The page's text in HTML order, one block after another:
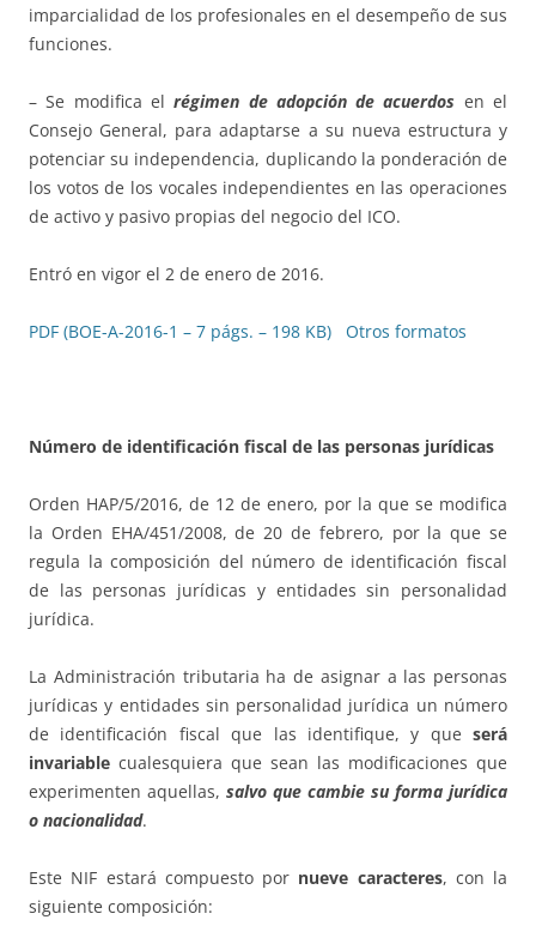
imparcialidad de los profesionales en el desempeño de sus
funciones.
– Se modifica elrégimen de adopción de acuerdos en el
Consejo General, para adaptarse a su nueva estructura y
potenciar su independencia, duplicando la ponderación de
los votos de los vocales independientes en las operaciones
de activo y pasivo propias del negocio del ICO.
Entró en vigor el 2 de enero de 2016.
PDF (BOE-A-2016-1 – 7 págs. – 198 KB) Otros formatos
Número de identificación fiscal de las personas jurídicas
Orden HAP/5/2016, de 12 de enero, por la que se modifica
la Orden EHA/451/2008, de 20 de febrero, por la que se
regula la composición del número de identificación fiscal
de las personas jurídicas y entidades sin personalidad
jurídica.
La Administración tributaria ha de asignar a las personas
jurídicas y entidades sin personalidad jurídica un número
de identificación fiscal que las identifique, y que será
invariable cualesquiera que sean las modificaciones que
experimenten aquellas, salvo que cambie su forma jurídica
o nacionalidad.
Este NIF estará compuesto por nueve caracteres, con la
siguiente composición: